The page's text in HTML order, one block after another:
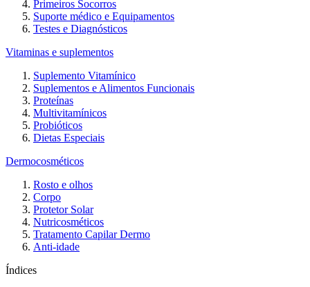
Primeiros Socorros
Suporte médico e Equipamentos
Testes e Diagnósticos
Vitaminas e suplementos
Suplemento Vitamínico
Suplementos e Alimentos Funcionais
Proteínas
Multivitamínicos
Probióticos
Dietas Especiais
Dermocosméticos
Rosto e olhos
Corpo
Protetor Solar
Nutricosméticos
Tratamento Capilar Dermo
Anti-idade
Índices